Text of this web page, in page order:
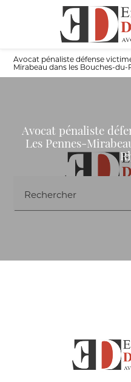
Avocat pénaliste défense
Mirabeau dans les Bouches-du-
Avocat pénaliste
Les Pennes-
Rechercher
Panneau de gestion des